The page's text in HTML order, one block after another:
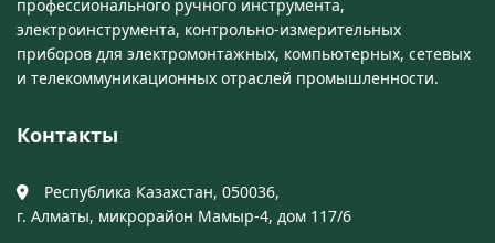
профессионального ручного инструмента,
электроинструмента, контрольно-измерительных
приборов для электромонтажных, компьютерных, сетевых
и телекоммуникационных отраслей промышленности.
Контакты
Республика Казахстан, 050036,
г. Алматы, микрорайон Мамыр-4, дом 117/6